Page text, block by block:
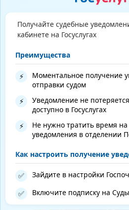
Получайте судебные
кабинете на Госуслугах
Преимущества
⚡
Моментальное получение
отправки судом
⚡
Уведомление не
доступно в Госуслугах
⚡
Не нужно тратить время
уведомления в отделении
Как настроить получение
✅ Зайдите в настройки
✅ Включите подписку на Суды